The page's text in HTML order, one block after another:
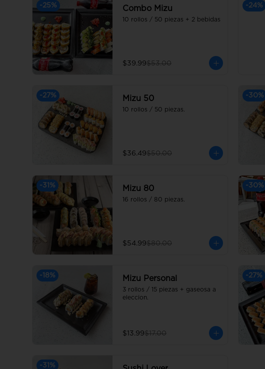
-25% Combo Mizu
10 rollos / 50 piezas + 2 bebidas
$39.99$53.00
-24%
-27% Mizu 50
10 rollos / 50 piezas.
$36.49$50.00
-30%
-31 % Mizu 80
16 rollos / 80 piezas.
$54.99$80.00
-30%
-18% Mizu Personal
3 rollos / 15 piezas + gaseosa a
eleccion.
$13.99$17.00
-27%
-31 %